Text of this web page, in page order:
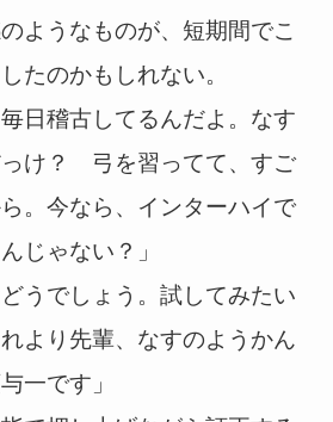
ようなものが、短期間でこ
たのかもしれない。
毎日稽古してるんだよ。なす
け？ 弓を習ってて、すご
。今なら、インターハイで
じゃない？」
どうでしょう。試してみたい
より先輩、なすのようかん
一です」